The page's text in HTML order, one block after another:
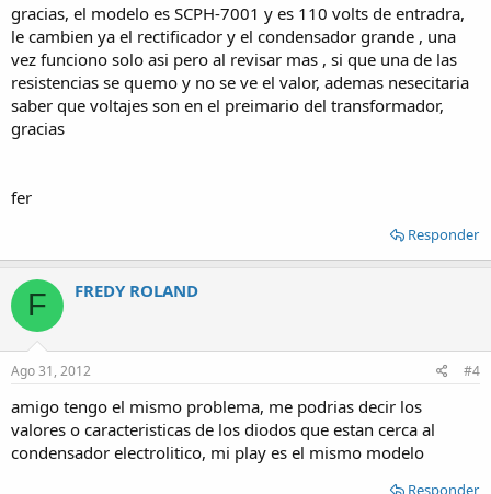
gracias, el modelo es SCPH-7001 y es 110 volts de entradra,
le cambien ya el rectificador y el condensador grande , una
vez funciono solo asi pero al revisar mas , si que una de las
resistencias se quemo y no se ve el valor, ademas nesecitaria
saber que voltajes son en el preimario del transformador,
gracias
fer
Responder
F FREDY ROLAND
Ago 31, 2012 #4
amigo tengo el mismo problema, me podrias decir los
valores o caracteristicas de los diodos que estan cerca al
condensador electrolitico, mi play es el mismo modelo
Responder